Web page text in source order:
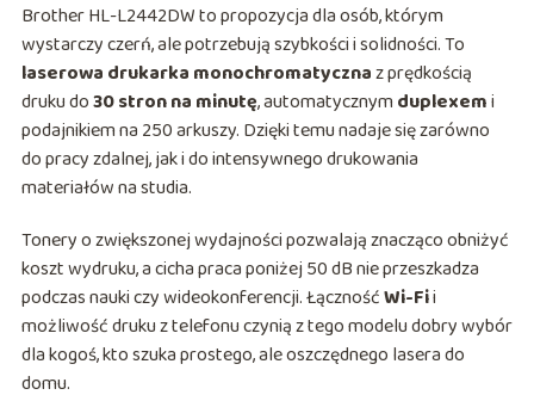
Brother HL-L2442DW to propozycja dla osób, którym
wystarczy czerń, ale potrzebują szybkości i solidności. To
laserowa drukarka monochromatycznaz prędkością
druku do30 stron na minutę, automatycznymduplexemi
podajnikiem na 250 arkuszy. Dzięki temu nadaje się zarówno
do pracy zdalnej, jak i do intensywnego drukowania
materiałów na studia.
Tonery o zwiększonej wydajności pozwalają znacząco obniżyć
koszt wydruku, a cicha praca poniżej 50 dB nie przeszkadza
podczas nauki czy wideokonferencji. ŁącznośćWi-Fii
możliwość druku z telefonu czynią z tego modelu dobry wybór
dla kogoś, kto szuka prostego, ale oszczędnego lasera do
domu.